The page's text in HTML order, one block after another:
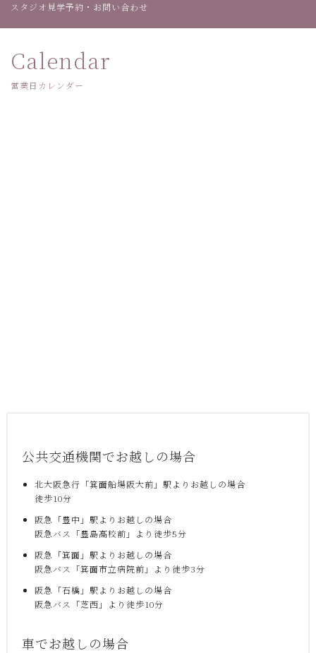
スタジオ見学予約・お問い合わせ
Calendar
営業日カレンダー
公共交通機関でお越しの場合
北大阪急行「箕面船場阪大前」駅よりお越しの場合
徒歩10分
阪急「豊中」駅よりお越しの場合
阪急バス「豊島高校前」より徒歩5分
阪急「箕面」駅よりお越しの場合
阪急バス「箕面市立病院前」より徒歩3分
阪急「石橋」駅よりお越しの場合
阪急バス「芝西」より徒歩10分
車でお越しの場合